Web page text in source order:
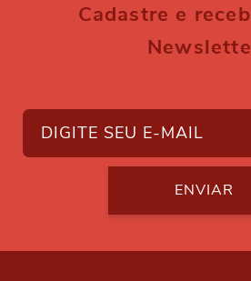
Cadastre e
ENVIAR